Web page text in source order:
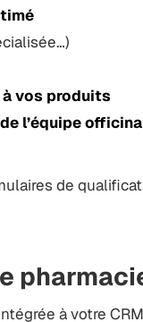
à vos produits
l’équipe
de
à votre